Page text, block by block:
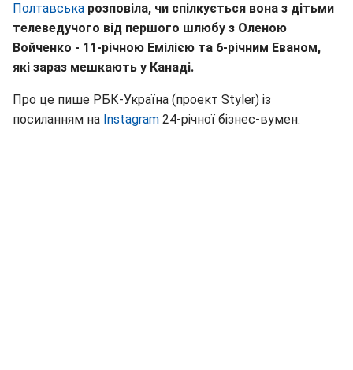
Полтавська розповіла, чи спілкується вона з дітьми
телеведучого від першого шлюбу з Оленою
Войченко - 11-річною Емілією та 6-річним Еваном,
які зараз мешкають у Канаді.
Про це пише РБК-Україна (проект Styler) із
посиланням на Instagram 24-річної бізнес-вумен.